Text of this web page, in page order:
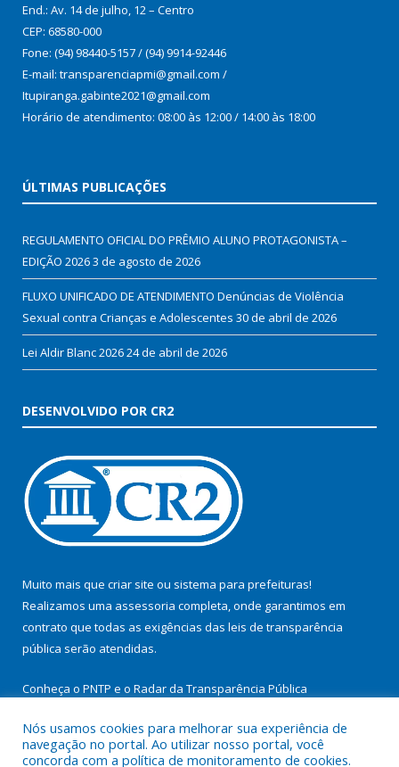
End.: Av. 14 de julho, 12 – Centro
CEP: 68580-000
Fone: (94) 98440-5157 / (94) 9914-92446
E-mail: transparenciapmi@gmail.com /
Itupiranga.gabinte2021@gmail.com
Horário de atendimento: 08:00 às 12:00 / 14:00 às 18:00
ÚLTIMAS PUBLICAÇÕES
REGULAMENTO OFICIAL DO PRÊMIO ALUNO PROTAGONISTA –
EDIÇÃO 20263 de agosto de 2026
FLUXO UNIFICADO DE ATENDIMENTO Denúncias de Violência
Sexual contra Crianças e Adolescentes 30 de abril de 2026
Lei Aldir Blanc 202624 de abril de 2026
DESENVOLVIDO POR CR2
Muito mais que criar site ou sistema para prefeituras!
Realizamos uma assessoria completa, onde garantimos em
contrato que todas as exigências das leis de transparência
pública serão atendidas.
Conheça o PNTP e o Radar da Transparência Pública
Nós usamos cookies para melhorar sua experiência de
navegação no portal. Ao utilizar nosso portal, você
concorda com a política de monitoramento de cookies.